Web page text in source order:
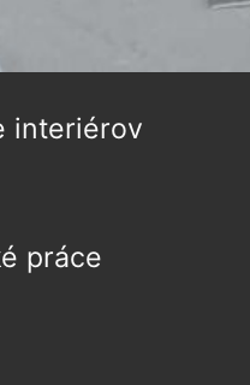
interiérov
práce